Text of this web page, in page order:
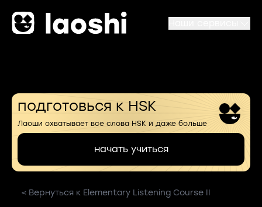
подготовься к HSK
Лаоши охватывает все слова HSK и даже больше
начать учиться
< Вернуться к Elementary Listening Course II